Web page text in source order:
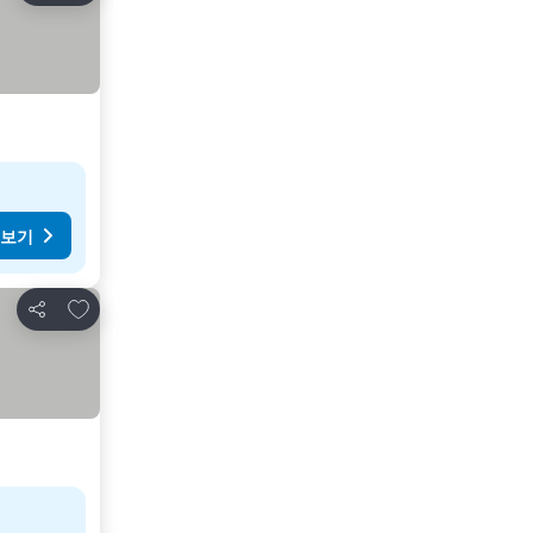
기
공유
즐겨찾기에 추가